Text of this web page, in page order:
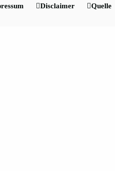
Disclaimer
Quelle